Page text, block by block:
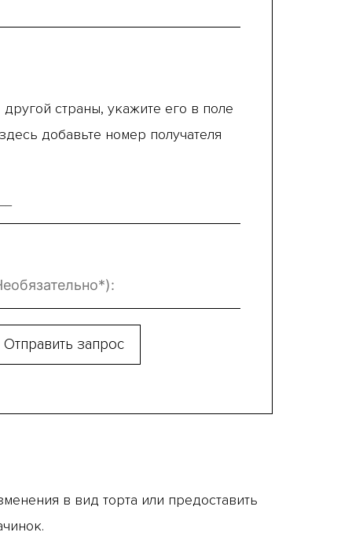
страны, укажите его в поле
добавьте номер получателя
в вид торта или предоставить